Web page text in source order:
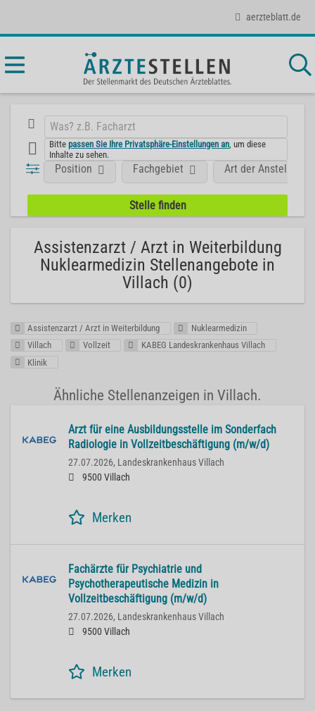
aerzteblatt.de
Bittepassen Sie Ihre Privatsphäre-Einstellungen an , um diese
Inhalte zu sehen.
Position Fachgebiet Art der Anstellung
Assistenzarzt / Arzt in Weiterbildung
Nuklearmedizin Stellenangebote in
Villach (0)
Assistenzarzt / Arzt in Weiterbildung
Nuklearmedizin
Villach
Vollzeit
KABEG Landeskrankenhaus Villach
Klinik
Ähnliche Stellenanzeigen in Villach.
Arzt für eine Ausbildungsstelle im Sonderfach
Radiologie in Vollzeitbeschäftigung (m/w/d)
27.07.2026, Landeskrankenhaus Villach
9500 Villach
Merken
Fachärzte für Psychiatrie und
Psychotherapeutische Medizin in
Vollzeitbeschäftigung (m/w/d)
27.07.2026, Landeskrankenhaus Villach
9500 Villach
Merken